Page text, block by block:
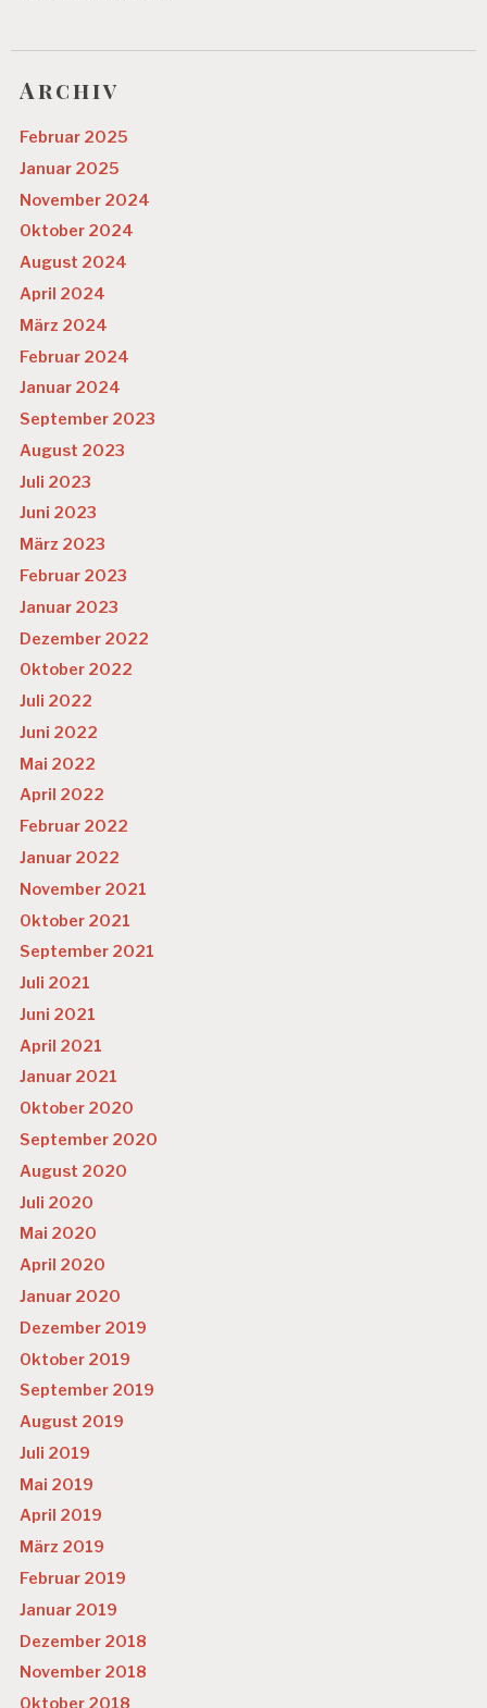
Archiv
Februar 2025
Januar 2025
November 2024
Oktober 2024
August 2024
April 2024
März 2024
Februar 2024
Januar 2024
September 2023
August 2023
Juli 2023
Juni 2023
März 2023
Februar 2023
Januar 2023
Dezember 2022
Oktober 2022
Juli 2022
Juni 2022
Mai 2022
April 2022
Februar 2022
Januar 2022
November 2021
Oktober 2021
September 2021
Juli 2021
Juni 2021
April 2021
Januar 2021
Oktober 2020
September 2020
August 2020
Juli 2020
Mai 2020
April 2020
Januar 2020
Dezember 2019
Oktober 2019
September 2019
August 2019
Juli 2019
Mai 2019
April 2019
März 2019
Februar 2019
Januar 2019
Dezember 2018
November 2018
Oktober 2018